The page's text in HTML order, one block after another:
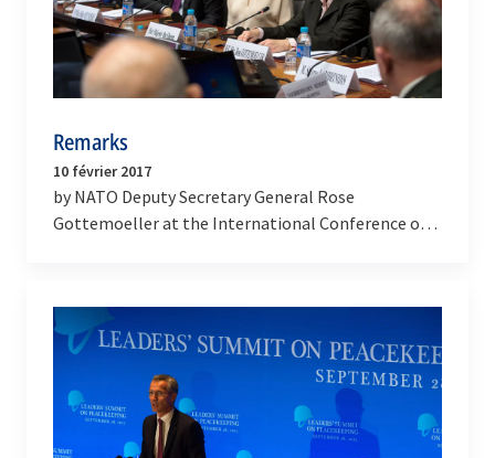
Remarks
10 février 2017
by NATO Deputy Secretary General Rose
Gottemoeller at the International Conference on